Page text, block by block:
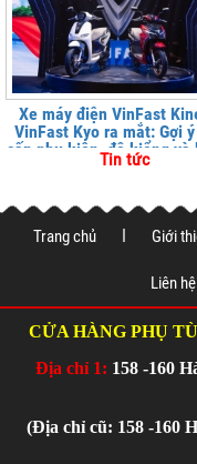
Xe máy điện VinFast
VinFast Kyo ra mắt: Gợi
cấp phụ kiện, độ kiểng và
xe tại
Tin tức
Trang chủ Giới
Liên hệ
CỬA HÀNG PHỤ
Địa chỉ 1: 158 -160
(Địa chỉ cũ: 158 -160